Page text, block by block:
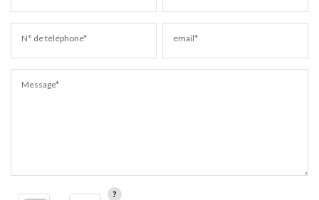
N° de téléphone* email*
Message*